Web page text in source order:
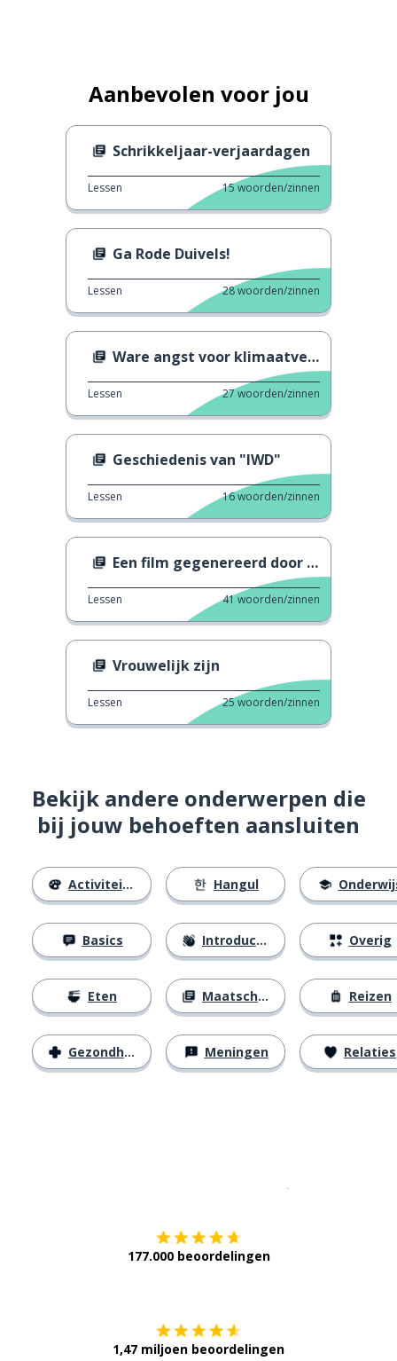
Aanbevolen voor jou
Schrikkeljaar-verjaardagen
Lessen 15woorden/zinnen
Ga Rode Duivels!
Lessen 28woorden/zinnen
Ware angst voor klimaatverandering
Lessen 27woorden/zinnen
Geschiedenis van "IWD"
Lessen 16woorden/zinnen
Een film gegenereerd door AI
Lessen 41woorden/zinnen
Vrouwelijk zijn
Lessen 25woorden/zinnen
Bekijk andere onderwerpen die
bij jouw behoeften aansluiten
Activiteiten
Basics
Eten
Gezondheid
Hangul
Introducties
Maatschappij
Meningen
Overig
Reizen
Relaties
177.000 beoordelingen
1,47 miljoen beoordelingen